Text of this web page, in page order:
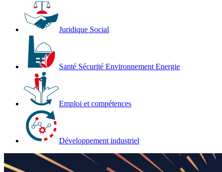
Juridique Social
Santé Sécurité Environnement Energie
Emploi et compétences
Développement industriel